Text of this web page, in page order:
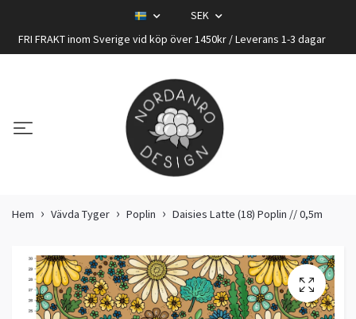
SEK
FRI FRAKT inom Sverige vid köp över 1450kr / Leverans 1-3 dagar
Hem Vävda Tyger Poplin Daisies Latte (18) Poplin // 0,5m